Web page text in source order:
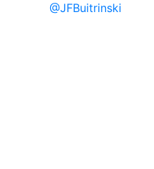
@JFBuitrinski